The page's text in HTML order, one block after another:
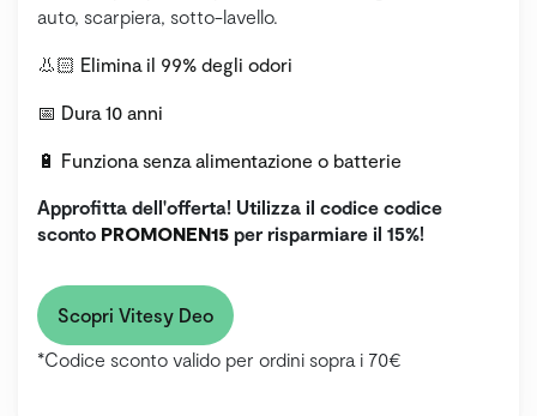
auto, scarpiera, sotto-lavello.
👃🏻 Elimina il 99% degli odori
📅 Dura 10 anni
🔋 Funziona senza alimentazione o batterie
Approfitta dell'offerta! Utilizza il codice codice
sconto PROMONEN15 per risparmiare il 15%!
Scopri Vitesy Deo
*Codice sconto valido per ordini sopra i 70€